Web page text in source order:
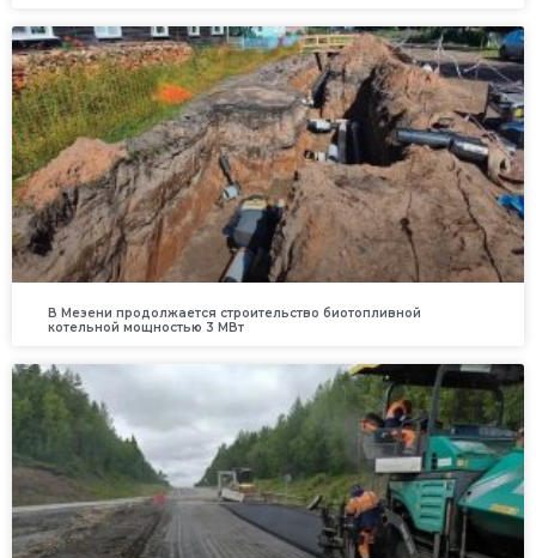
В Мезени продолжается строительство биотопливной
котельной мощностью 3 МВт